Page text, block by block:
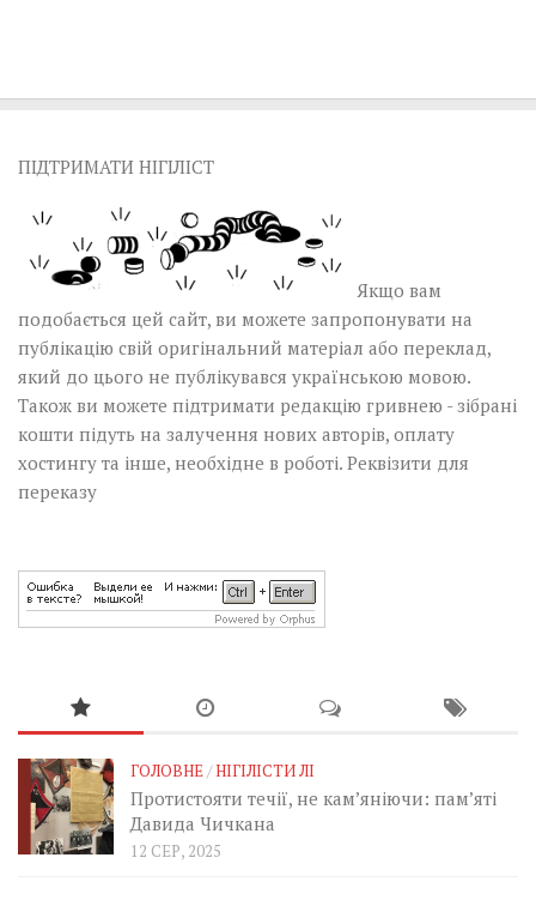
ПІДТРИМАТИ НІГІЛІСТ
Якщо вам
подобається цей сайт, ви можете запропонувати на
публікацію свій оригінальний матеріал або переклад,
який до цього не публікувався українською мовою.
Також ви можете підтримати редакцію гривнею - зібрані
кошти підуть на залучення нових авторів, оплату
хостингу та інше, необхідне в роботі. Реквізити для
переказу
ГОЛОВНЕ/НІГІЛІСТИ ЛІ
Протистояти течії, не кам’яніючи: пам’яті
Давида Чичкана
12 СЕР, 2025